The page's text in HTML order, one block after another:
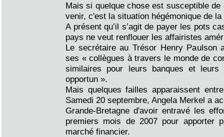
Mais si quelque chose est susceptible
venir, c'est la situation hégémonique de
A présent qu’il s’agit de payer les pots
pays ne veut renflouer les affairistes
Le secrétaire au Trésor Henry Paulson
ses « collègues à travers le monde de
similaires pour leurs banques et leurs
opportun ».
Mais quelques failles apparaissent
Samedi 20 septembre, Angela Merkel a
Grande-Bretagne d'avoir entravé les
premiers mois de 2007 pour apporter
marché financier.